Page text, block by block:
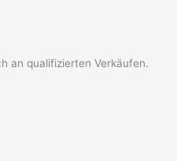
an qualifizierten Verkäufen.